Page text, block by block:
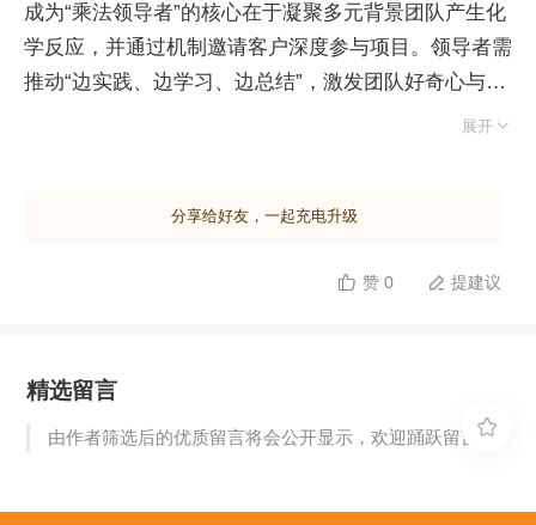
成为“乘法领导者”的核心在于凝聚多元背景团队产生化
学反应，并通过机制邀请客户深度参与项目。领导者需
推动“边实践、边学习、边总结”，激发团队好奇心与创
新勇气，营造安全环境鼓励畅所欲言。除结构化思维
教练通过提问引导团队自寻方案；作为心理咨询师挖掘
具体解决路径。面对下属请示，若其已知答案却推诿责
立思考能力。 推荐运用十个关键问题进行辅导：明确
目标与现状、盘点资源与挑战、回顾过往经验、确定首
展开 
分享给好友，一起充电升级
 赞 0  提建议
精选留言
由作者筛选后的优质留言将会公开显示，欢迎踊跃留言。
